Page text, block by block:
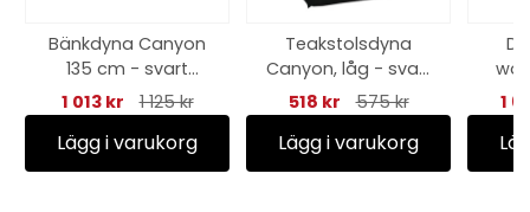
Bänkdyna Canyon
135 cm - svart
struktur
1 013 kr 1 125 kr
Lägg i varukorg
Teakstolsdyna
Canyon, låg - svart
struktur
518 kr 575 kr
Lägg i varukorg
1